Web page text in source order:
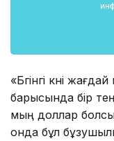
«Бүгінгі күні
барысында бір
мың доллар
онда бұл